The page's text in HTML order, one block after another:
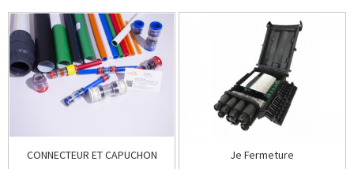
CONNECTEUR ET CAPUCHON Je Fermeture